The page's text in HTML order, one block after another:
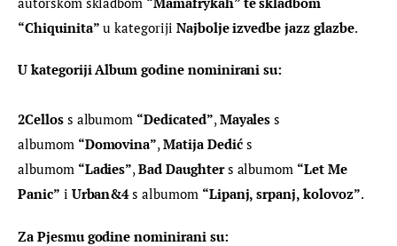
“Chiquinita” u kategoriji Najbolje izvedbe jazz glazbe.
U kategoriji Album godine nominirani su:
2Cellos s albumom “Dedicated”, Mayales s
albumom “Domovina”, Matija Dedić s
albumom “Ladies”, Bad Daughter s albumom “Let Me
Panic” i Urban&4 s albumom “Lipanj, srpanj, kolovoz”.
Za Pjesmu godine nominirani su: